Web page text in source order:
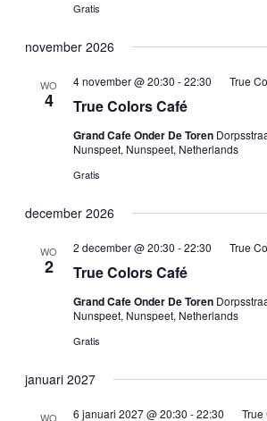
Gratis
november 2026
WO
4 True Colors Café
4 november @ 20:30 -22:30 True
Grand Cafe Onder De Toren
Nunspeet, Nunspeet, Netherlands
Gratis
december 2026
WO
2 True Colors Café
2 december @ 20:30 -22:30 True
Grand Cafe Onder De Toren
Nunspeet, Nunspeet, Netherlands
Gratis
januari 2027
WO 6 januari 2027 @ 20:30 -22:30 True